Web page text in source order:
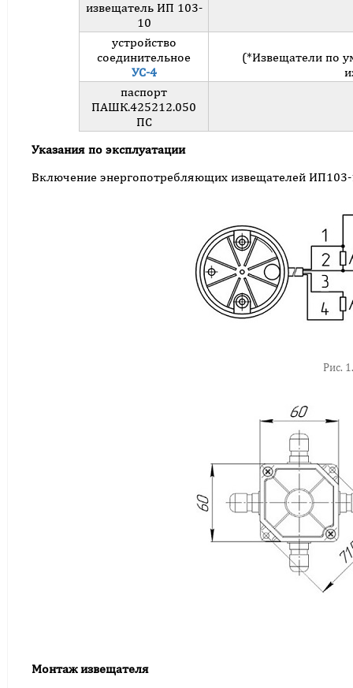
извещатель ИП 103-
10
устройство
соединительное
УС-4
(*Извещатели по
паспорт
ПАШК.425212.050
ПС
Указания по эксплуатации
Включение энергопотребляющих извещателей
Рис.
Монтаж извещателя